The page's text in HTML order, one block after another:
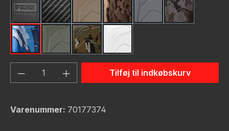
Black Carbon FiberFDE (Flat Dark Earth)
FDE CamoGunmetalGunmetal
Navy CamoOD GreenOD Green Camo
White
Produktmængde: Indtast det ønskede
Tilføj til indkøbskurv
Varenummer: 70177374